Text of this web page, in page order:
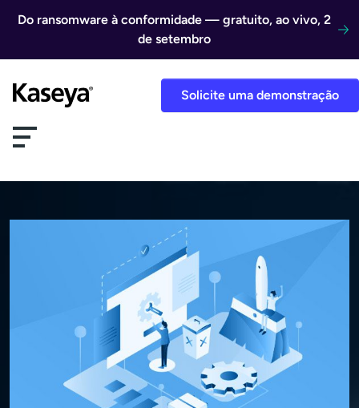
Do ransomware à conformidade — gratuito, ao vivo, 2
de setembro
Solicite uma demonstração